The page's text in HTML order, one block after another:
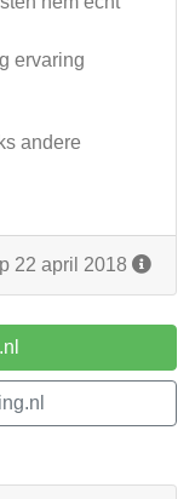
ervaring
andere
22 april 2018